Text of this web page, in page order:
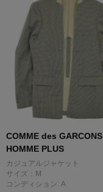
COMME des GARCONS
HOMME PLUS
カジュアルジャケット
サイズ：M
コンディション: A